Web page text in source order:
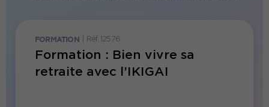
FORMATION Réf. 12576
Formation : Bien vivre sa
retraite avec l’IKIGAI